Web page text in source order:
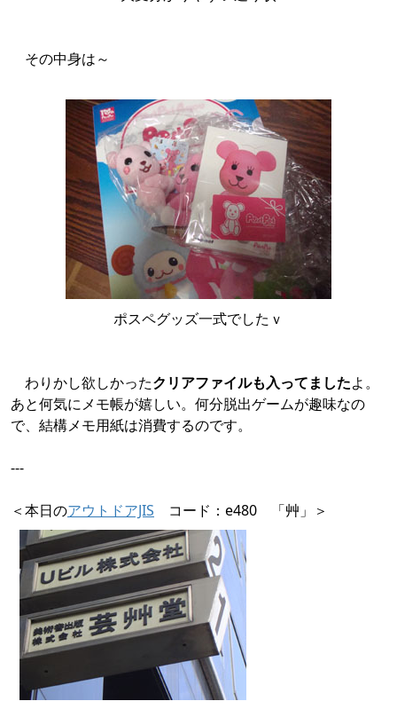
その中身は～
ポスペグッズ一式でしたｖ
わりかし欲しかったクリアファイルも入ってましたよ。
あと何気にメモ帳が嬉しい。何分脱出ゲームが趣味なの
で、結構メモ用紙は消費するのです。
---
＜本日のアウトドアJIS コード：e480 「艸」＞